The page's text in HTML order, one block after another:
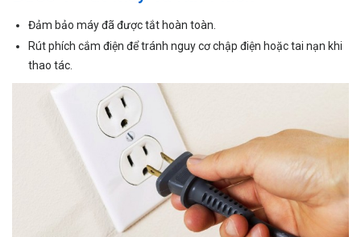
Đảm bảo máy đã được tắt hoàn toàn.
Rút phích cắm điện để tránh nguy cơ chập điện hoặc tai nạn khi
thao tác.